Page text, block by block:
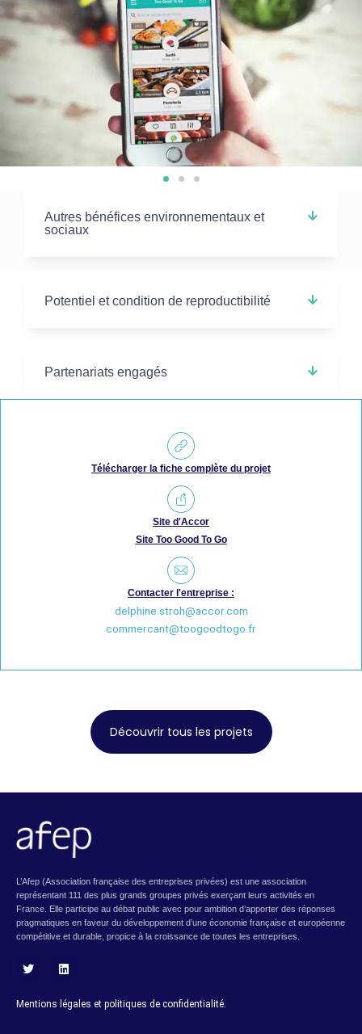
Autres bénéfices environnementaux et
sociaux
Potentiel et condition de reproductibilité
Partenariats engagés
Télécharger la fiche complète du projet
Site d'Accor
Site Too Good To Go
Contacter l'entreprise :
delphine.stroh@accor.com
commercant@toogoodtogo.fr
Découvrir tous les projets
L’Afep (Association française des entreprises privées) est une association
représentant 111 des plus grands groupes privés exerçant leurs activités en
France. Elle participe au débat public avec pour ambition d’apporter des réponses
pragmatiques en faveur du développement d’une économie française et européenne
compétitive et durable, propice à la croissance de toutes les entreprises.
i
n
k
Mentions légales et politiques de confidentialité.